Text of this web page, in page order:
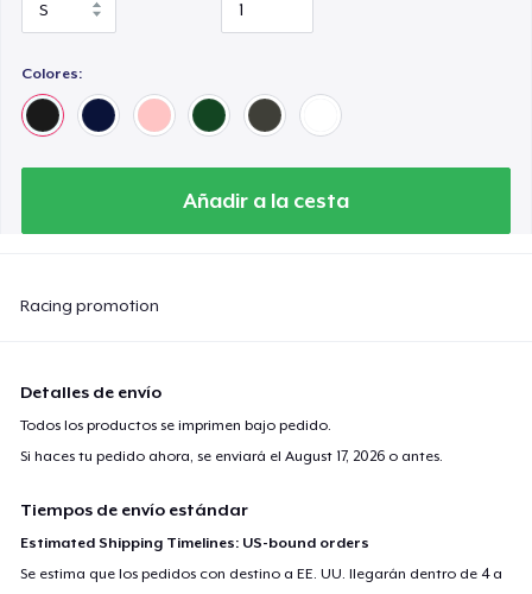
Colores:
Añadir a la cesta
Racing promotion
Detalles de envío
Todos los productos se imprimen bajo pedido.
Si haces tu pedido ahora, se enviará elAugust 17, 2026 o antes.
Tiempos de envío estándar
Estimated Shipping Timelines: US-bound orders
Se estima que los pedidos con destino a EE. UU. llegarán dentro de 4 a
23,99 US$
Women's Premium V-Neck Tee
23,99 US$
Classic Tank Top
21,99 US$
18,99 US$